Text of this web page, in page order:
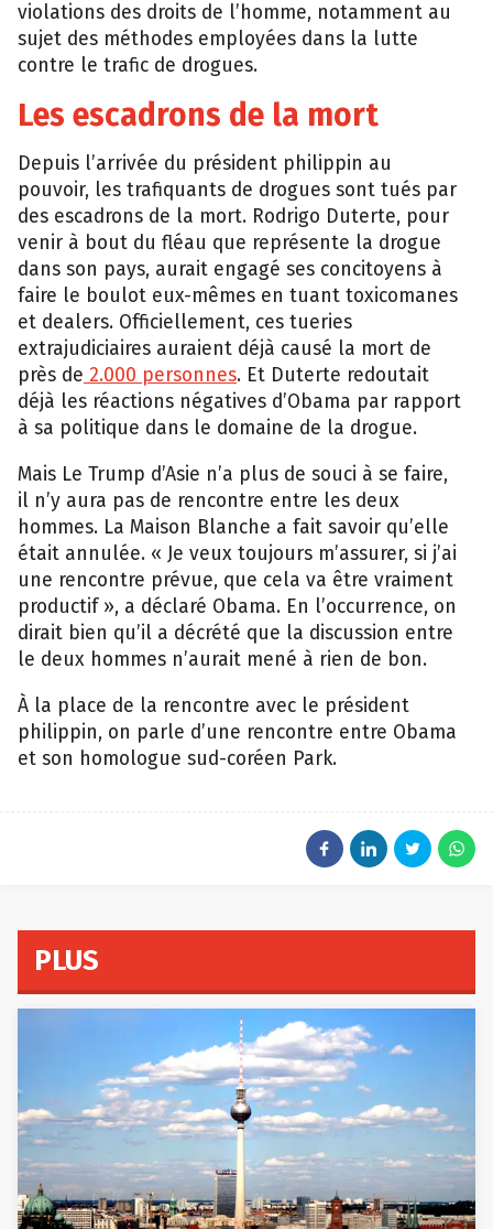
violations des droits de l’homme, notamment au
sujet des méthodes employées dans la lutte
contre le trafic de drogues.
Les escadrons de la mort
Depuis l’arrivée du président philippin au
pouvoir, les trafiquants de drogues sont tués par
des escadrons de la mort. Rodrigo Duterte, pour
venir à bout du fléau que représente la drogue
dans son pays, aurait engagé ses concitoyens à
faire le boulot eux-mêmes en tuant toxicomanes
et dealers. Officiellement, ces tueries
extrajudiciaires auraient déjà causé la mort de
près de 2.000 personnes. Et Duterte redoutait
déjà les réactions négatives d’Obama par rapport
à sa politique dans le domaine de la drogue.
Mais Le Trump d’Asie n’a plus de souci à se faire,
il n’y aura pas de rencontre entre les deux
hommes. La Maison Blanche a fait savoir qu’elle
était annulée. « Je veux toujours m’assurer, si j’ai
une rencontre prévue, que cela va être vraiment
productif », a déclaré Obama. En l’occurrence, on
dirait bien qu’il a décrété que la discussion entre
le deux hommes n’aurait mené à rien de bon.
À la place de la rencontre avec le président
philippin, on parle d’une rencontre entre Obama
et son homologue sud-coréen Park.
PLUS